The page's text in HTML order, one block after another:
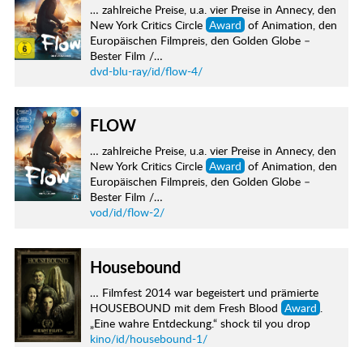
… zahlreiche Preise, u.a. vier Preise in Annecy, den
New York Critics Circle Award of Animation, den
Europäischen Filmpreis, den Golden Globe –
Bester Film /…
dvd-blu-ray/id/flow-4/
FLOW
… zahlreiche Preise, u.a. vier Preise in Annecy, den
New York Critics Circle Award of Animation, den
Europäischen Filmpreis, den Golden Globe –
Bester Film /…
vod/id/flow-2/
Housebound
… Filmfest 2014 war begeistert und prämierte
HOUSEBOUND mit dem Fresh Blood Award .
„Eine wahre Entdeckung.“ shock til you drop
kino/id/housebound-1/